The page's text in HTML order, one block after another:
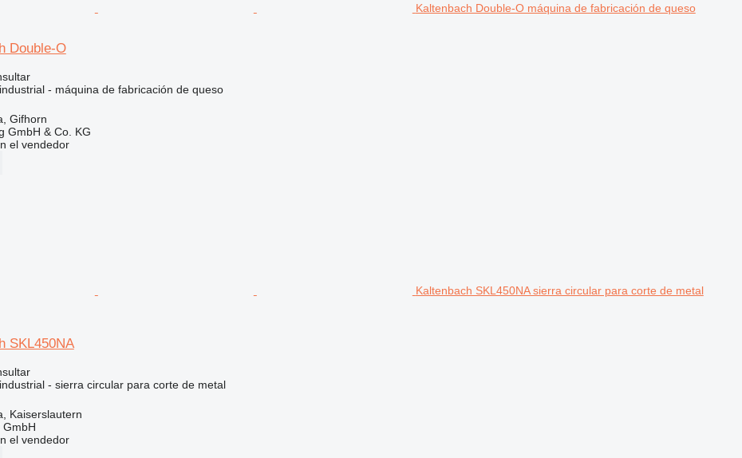
Kaltenbach Double-O máquina de fabricación de queso
Double-O
- máquina de fabricación de queso
Gifhorn
GmbH & Co. KG
el vendedor
Kaltenbach SKL450NA sierra circular para corte de metal
SKL450NA
- sierra circular para corte de metal
Kaiserslautern
GmbH
el vendedor